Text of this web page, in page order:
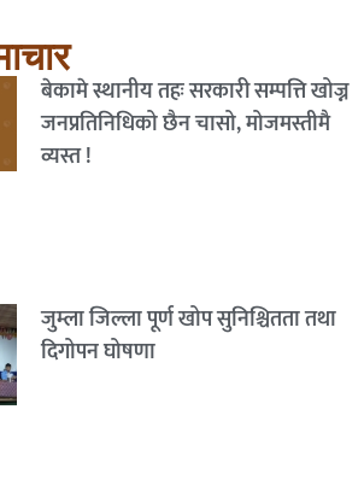
बेकामे स्थानीय तहः सरकारी सम्पत्ति खोज्न
जनप्रतिनिधिको छैन चासो, मोजमस्तीमै
व्यस्त !
जुम्ला जिल्ला पूर्ण खोप सुनिश्चितता तथा
दिगोपन घोषणा